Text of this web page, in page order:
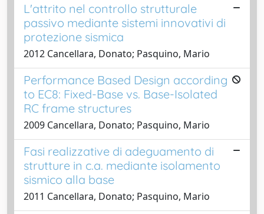
L'attrito nel controllo strutturale
passivo mediante sistemi innovativi di
protezione sismica
2012 Cancellara, Donato; Pasquino, Mario
Performance Based Design according
to EC8: Fixed-Base vs. Base-Isolated
RC frame structures
2009 Cancellara, Donato; Pasquino, Mario
Fasi realizzative di adeguamento di
strutture in c.a. mediante isolamento
sismico alla base
2011 Cancellara, Donato; Pasquino, Mario